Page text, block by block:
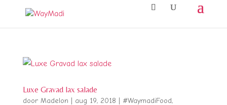
Luxe Gravad lax salade
door Madelon aug 19, 2018 #WaymadiFood,